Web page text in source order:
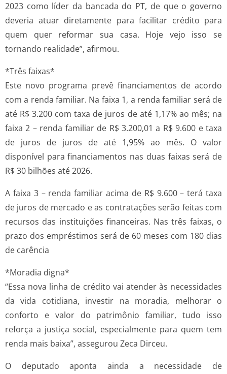
2023 como líder da bancada do PT, de que o governo
deveria atuar diretamente para facilitar crédito para
quem quer reformar sua casa. Hoje vejo isso se
tornando realidade”, afirmou.
*Três faixas*
Este novo programa prevê financiamentos de acordo
com a renda familiar. Na faixa 1, a renda familiar será de
até R$ 3.200 com taxa de juros de até 1,17% ao mês; na
faixa 2 – renda familiar de R$ 3.200,01 a R$ 9.600 e taxa
de juros de juros de até 1,95% ao mês. O valor
disponível para financiamentos nas duas faixas será de
R$ 30 bilhões até 2026.
A faixa 3 – renda familiar acima de R$ 9.600 – terá taxa
de juros de mercado e as contratações serão feitas com
recursos das instituições financeiras. Nas três faixas, o
prazo dos empréstimos será de 60 meses com 180 dias
de carência
*Moradia digna*
“Essa nova linha de crédito vai atender às necessidades
da vida cotidiana, investir na moradia, melhorar o
conforto e valor do patrimônio familiar, tudo isso
reforça a justiça social, especialmente para quem tem
renda mais baixa”, assegurou Zeca Dirceu.
O deputado aponta ainda a necessidade de